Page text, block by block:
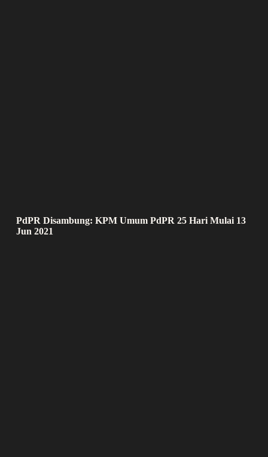
PdPR Disambung: KPM Umum PdPR 25 Hari Mulai 13
Jun 2021